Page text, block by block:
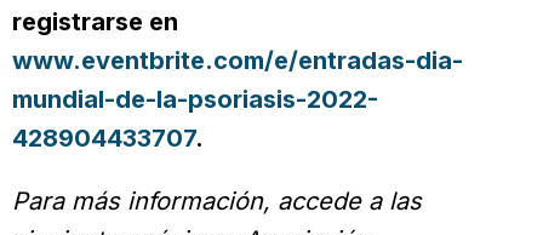
registrarse en
www.eventbrite.com/e/entradas-dia-
mundial-de-la-psoriasis-2022-
428904433707.
Para más información, accede a las